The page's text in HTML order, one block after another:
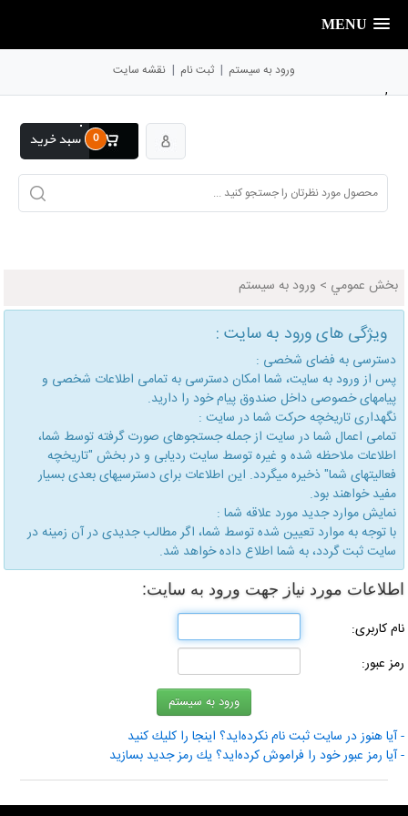
MENU
ورود به سیستم | ثبت نام | نقشه سایت
,
سبد خرید 0
بخش عمومي > ورود به سیستم
ویژگی های ورود به سایت :
دسترسی به فضای شخصی :
پس از ورود به سایت، شما امكان دسترسی به تمامی اطلاعات شخصی و
پیامهای خصوصی داخل صندوق پیام خود را دارید.
نگهداری تاریخچه حركت شما در سایت :
تمامی اعمال شما در سایت از جمله جستجوهای صورت گرفته توسط شما،
اطلاعات ملاحظه شده و غیره توسط سایت ردیابی و در بخش "تاریخچه
فعالیتهای شما" ذخیره میگردد. این اطلاعات برای دسترسیهای بعدی بسیار
مفید خواهند بود.
نمایش موارد جدید مورد علاقه شما :
با توجه به موارد تعیین شده توسط شما، اگر مطالب جدیدی در آن زمینه در
سایت ثبت گردد، به شما اطلاع داده خواهد شد.
اطلاعات مورد نیاز جهت ورود به سایت:
نام كاربری:
رمز عبور:
- آیا هنوز در سایت ثبت نام نكرده‌اید؟ اینجا را كلیك كنید
- آیا رمز عبور خود را فراموش كرده‌اید؟ یك رمز جدید بسازید